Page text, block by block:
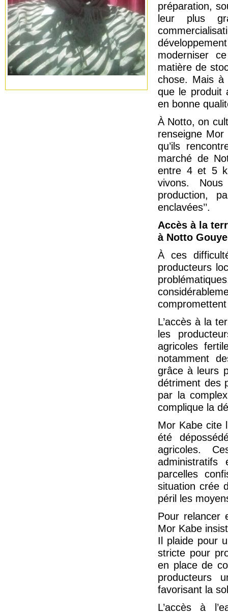
préparation,
leur plus
moderniser
matière de
chose. Mais à
que le produit
en bonne
À Notto, on
renseigne
qu’ils
marché de
entre 4 et 5
vivons.
production,
enclavées’’.
Accès à la
à Notto
À ces
producteurs
L’accès à la
les
agricoles
notamment
grâce à leurs
détriment des
par la
complique la
Mor Kabe cite
été
agricoles.
parcelles
situation crée
péril les
Pour relancer
Mor Kabe
Il plaide pour
stricte pour
en place de
producteurs
favorisant la
L’accès à